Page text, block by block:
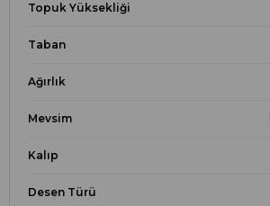
Topuk Yüksekliği
Taban
Ağırlık
Mevsim
Kalıp
Desen Türü